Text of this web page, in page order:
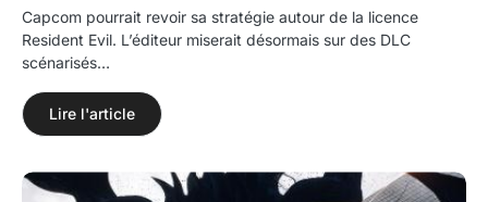
Capcom pourrait revoir sa stratégie autour de la licence
Resident Evil. L’éditeur miserait désormais sur des DLC
scénarisés…
Lire l'article